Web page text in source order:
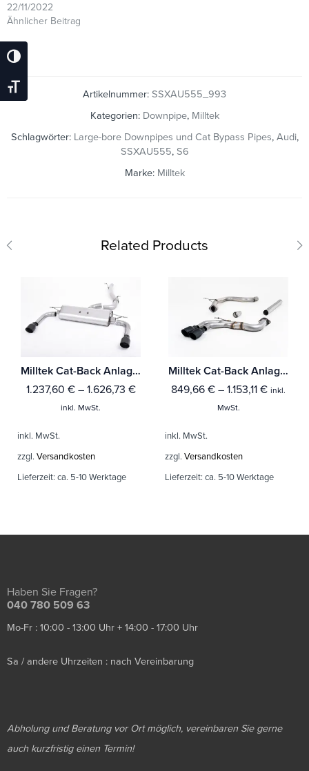
Umschalten Auf Hohe Kontraste
Schrift Vergrößern
22/11/2022
Ähnlicher Beitrag
Artikelnummer: SSXAU555_993
Kategorien: Downpipe, Milltek
Schlagwörter: Large-bore Downpipes und Cat Bypass Pipes, Audi,
SSXAU555, S6
Marke: Milltek
Related Products
Milltek Cat-Back Anlage Audi A3 2.0 TFSI quattro Sedan 8V (Nur US-Modelle)
1.237,60 €– 1.626,73 €
inkl. MwSt.
inkl. MwSt.
zzgl. Versandkosten
Lieferzeit: ca. 5-10 Werktage
Milltek Cat-Back Anlage Audi A3 2.0 TDI 184PS MQB 2WD (3-Türer & Sportback Modelle)
849,66 € – 1.153,11 € inkl.
MwSt.
inkl. MwSt.
zzgl. Versandkosten
Lieferzeit: ca. 5-10 Werktage
Haben Sie Fragen?
040 780 509 63
Mo-Fr : 10:00 - 13:00 Uhr + 14:00 - 17:00 Uhr
Sa / andere Uhrzeiten : nach Vereinbarung
Abholung und Beratung vor Ort möglich, vereinbaren Sie gerne
auch kurzfristig einen Termin!